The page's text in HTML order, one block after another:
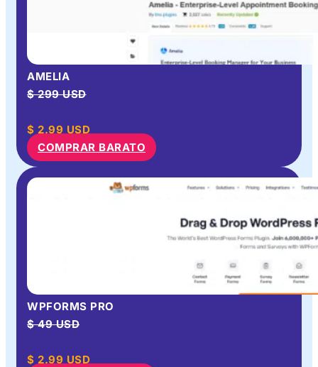
AMELIA
$ 299 USD
$ 2.99 USD
COMPRAR BARATO
WPFORMS PRO
$ 49 USD
$ 2.99 USD